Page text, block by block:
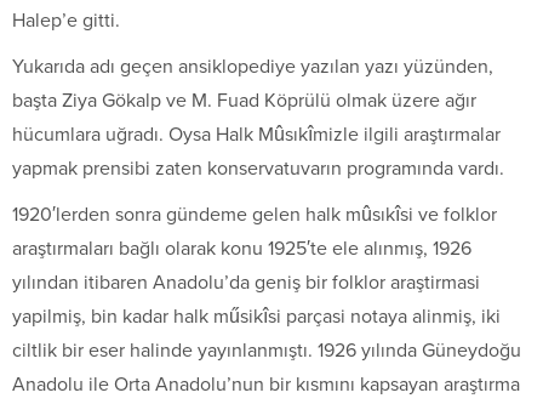
Halep’e gitti.
Yukarıda adı geçen ansiklopediye yazılan yazı yüzünden,
başta Ziya Gökalp ve M. Fuad Köprülü olmak üzere ağır
hücumlara uğradı. Oysa Halk Mûsıkîmizle ilgili araştırmalar
yapmak prensibi zaten konservatuvarın programında vardı.
1920′lerden sonra gündeme gelen halk mûsıkîsi ve folklor
araştırmaları bağlı olarak konu 1925′te ele alınmış, 1926
yılından itibaren Anadolu’da geniş bir folklor araştirmasi
yapilmiş, bin kadar halk műsikîsi parçasi notaya alinmiş, iki
ciltlik bir eser halinde yayınlanmıştı. 1926 yılında Güneydoğu
Anadolu ile Orta Anadolu’nun bir kısmını kapsayan araştırma